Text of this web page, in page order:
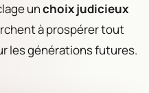
unchoix judicieux
à prospérer tout
les générations futures.